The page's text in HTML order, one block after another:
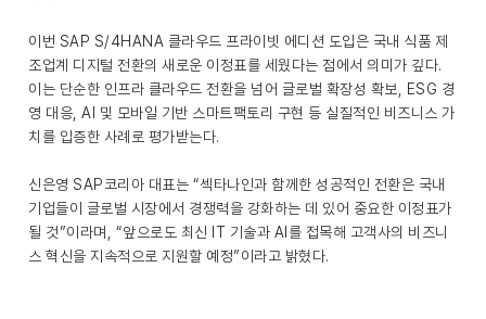
이번 SAP S/4HANA 클라우드 프라이빗 에디션 도입은 국내 식품 제
조업계 디지털 전환의 새로운 이정표를 세웠다는 점에서 의미가 깊다.
이는 단순한 인프라 클라우드 전환을 넘어 글로벌 확장성 확보, ESG 경
영 대응, AI 및 모바일 기반 스마트팩토리 구현 등 실질적인 비즈니스 가
치를 입증한 사례로 평가받는다.
신은영 SAP코리아 대표는 “섹타나인과 함께한 성공적인 전환은 국내
기업들이 글로벌 시장에서 경쟁력을 강화하는 데 있어 중요한 이정표가
될 것”이라며, “앞으로도 최신 IT 기술과 AI를 접목해 고객사의 비즈니
스 혁신을 지속적으로 지원할 예정”이라고 밝혔다.